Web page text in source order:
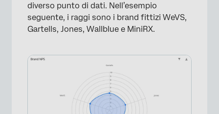
diverso punto di dati. Nell’esempio
seguente, i raggi sono i brand fittizi WeVS,
Gartells, Jones, Wallblue e MiniRX.